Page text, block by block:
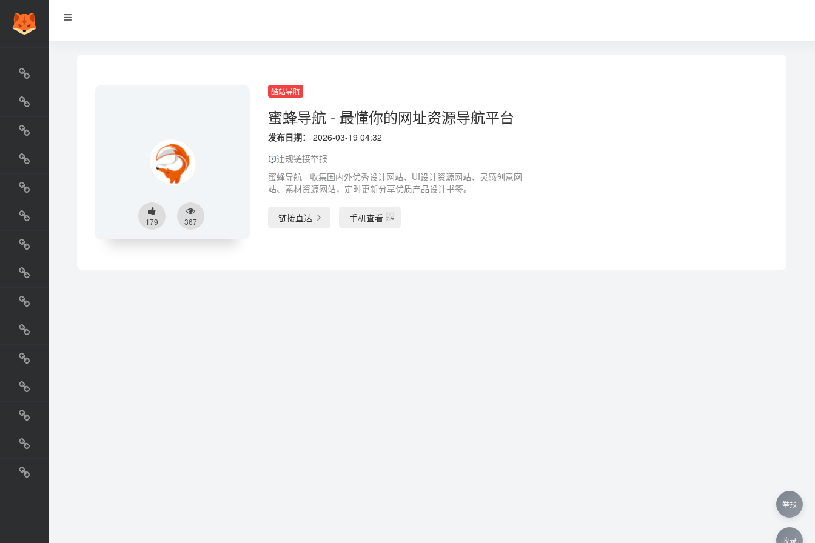
最新收录
网站资源榜
交流排行榜
金融排行榜
阅读排行榜
工具排行榜
设计排行榜
国外网站
生活
直播
动漫
电影
教程
纪录片
179 367
酷站导航
蜜蜂导航 - 最懂你的网址资源导航平台
发布日期：
2026-03-19 04:32
违规链接举报
蜜蜂导航 - 收集国内外优秀设计网站、UI设计资源网站、灵感创意网
站、素材资源网站，定时更新分享优质产品设计书签。
链接直达 手机查看
举报
收录